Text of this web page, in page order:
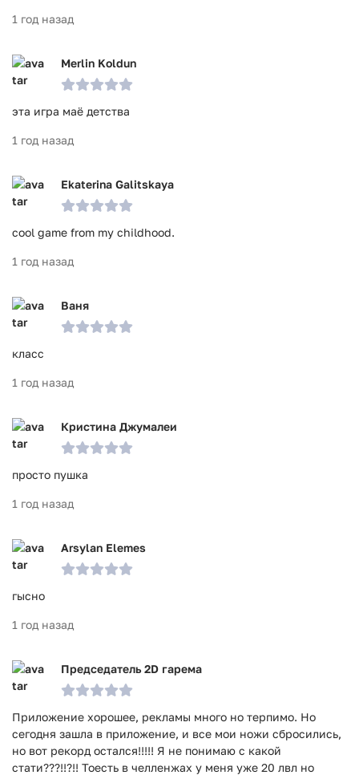
1 год назад
Merlin Koldun
эта игра маë детства
1 год назад
Ekaterina Galitskaya
cool game from my childhood.
1 год назад
Ваня
класс
1 год назад
Кристина Джумалеи
просто пушка
1 год назад
Arsylan Elemes
гысно
1 год назад
Председатель 2D гарема
Приложение хорошее, рекламы много но терпимо. Но
сегодня зашла в приложение, и все мои ножи сбросились,
но вот рекорд остался!!!!! Я не понимаю с какой
стати???!!?!! Тоесть в челленжах у меня уже 20 лвл но